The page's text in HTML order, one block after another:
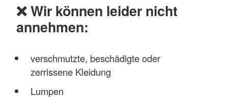
❌ Wir können leider nicht
annehmen:
verschmutzte, beschädigte oder
zerrissene Kleidung
Lumpen